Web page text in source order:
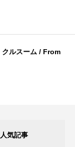
クルスーム / From
人気記事